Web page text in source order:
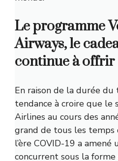
Le programme
Airways, le
continue à offrir
En raison de la durée du
tendance à croire que le
Airlines au cours des
grand de tous les temps
l’ère COVID-19 a amené
concurrent sous la